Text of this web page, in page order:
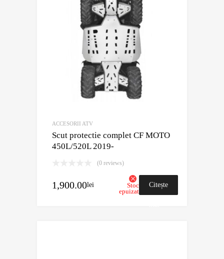
ACCESORII ATV
Scut protectie complet CF MOTO
450L/520L 2019-
(0 reviews)
1,900.00lei
Stoc
epuizat
Citește